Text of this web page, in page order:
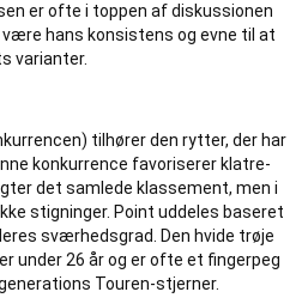
er ofte i toppen af diskussionen
hans konsistens og evne til at
varianter.
tilhører den rytter, der har
konkurrence favoriserer klatre-
det samlede klassement, men i
stigninger. Point uddeles baseret
sværhedsgrad. Den hvide trøje
under 26 år og er ofte et fingerpeg
Touren-stjerner.